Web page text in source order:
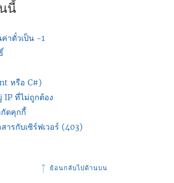
นี้
าตั๋วเป็น -1
หรือ C#)
IP ที่ไม่ถูกต้อง
กัดคุกกี้
ารกับเซิร์ฟเวอร์ (403)
ย้อนกลับไปด้านบน